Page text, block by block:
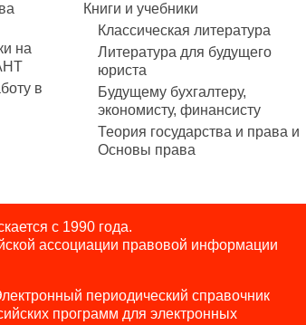
на
в
Книги и учебники
Классическая литература
Литература для будущего
юриста
Будущему бухгалтеру,
экономисту, финансисту
Теория государства и права и
Основы права
с 1990 года.
ассоциации правовой информации
периодический справочник
программ для электронных